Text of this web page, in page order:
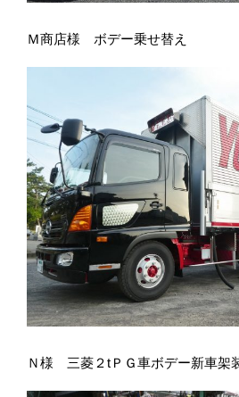
Ｍ商店様 ボデー乗せ替え
Ｎ様 三菱２tＰＧ車ボデー新車架